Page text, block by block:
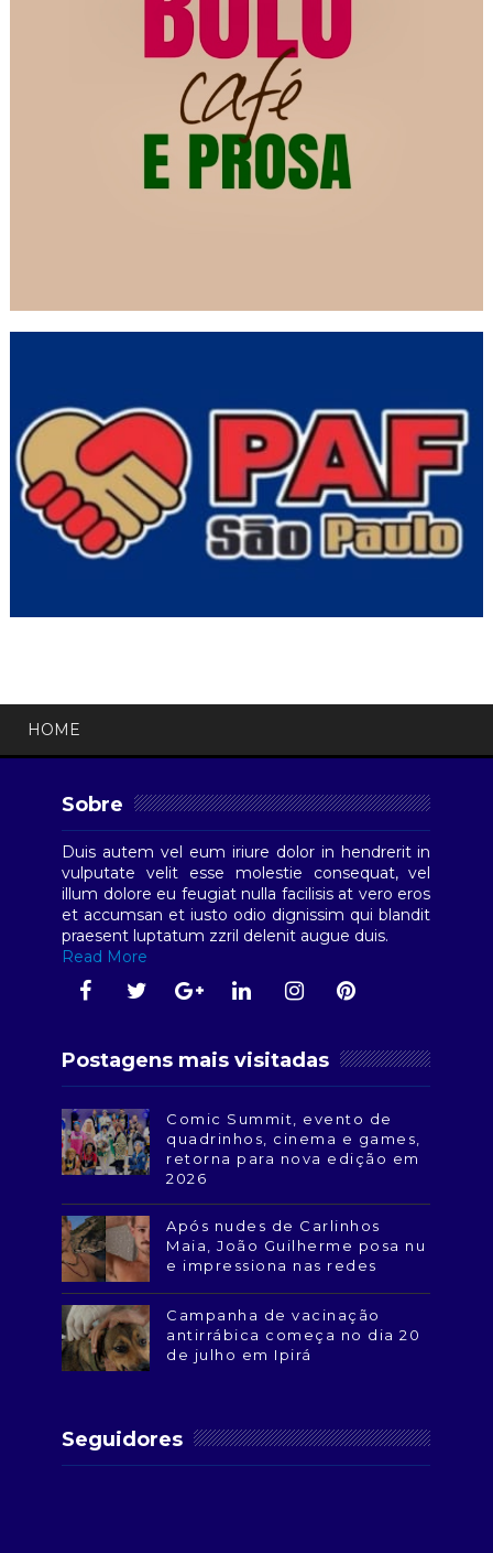
HOME
Sobre
Duis autem vel eum iriure dolor in hendrerit in
vulputate velit esse molestie consequat, vel
illum dolore eu feugiat nulla facilisis at vero eros
et accumsan et iusto odio dignissim qui blandit
praesent luptatum zzril delenit augue duis.
Read More
Postagens mais visitadas
Comic Summit, evento de
quadrinhos, cinema e games,
retorna para nova edição em
2026
Após nudes de Carlinhos
Maia, João Guilherme posa nu
e impressiona nas redes
Campanha de vacinação
antirrábica começa no dia 20
de julho em Ipirá
Seguidores